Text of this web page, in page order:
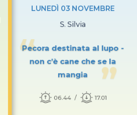
LUNEDÌ 03 NOVEMBRE
S. Silvia
Pecora destinata al lupo -
non c’è cane che se la
mangia
06.44 17.01